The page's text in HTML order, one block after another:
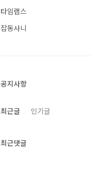
타임랩스
잡동사니
공지사항
최근글 인기글
최근댓글